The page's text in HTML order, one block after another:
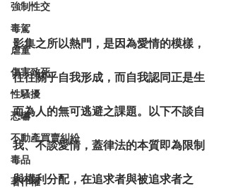
強制性交
毒駕
虐童
傷害致死
性騷擾
恐嚇
不動產買賣糾紛
毒品
著作權
影集之所以熱門，是因為愛情的模樣，
往往關乎自我形成，而自我認同正是生
而為人的無可逃避之課題。以下不談自
我、不談愛情，蓋律法的本質即為限制
與權利分配，在追求者與被追求者之